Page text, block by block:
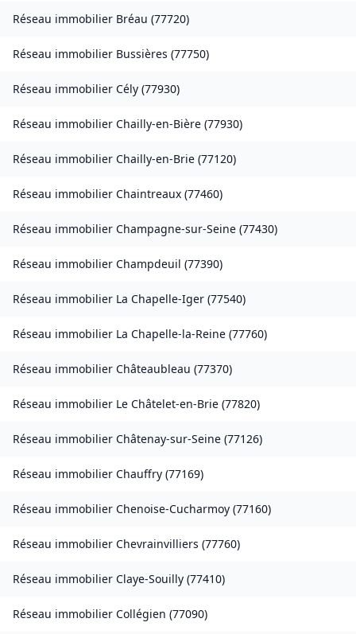
Réseau immobilier Bréau (77720)
Réseau immobilier Bussières (77750)
Réseau immobilier Cély (77930)
Réseau immobilier Chailly-en-Bière (77930)
Réseau immobilier Chailly-en-Brie (77120)
Réseau immobilier Chaintreaux (77460)
Réseau immobilier Champagne-sur-Seine (77430)
Réseau immobilier Champdeuil (77390)
Réseau immobilier La Chapelle-Iger (77540)
Réseau immobilier La Chapelle-la-Reine (77760)
Réseau immobilier Châteaubleau (77370)
Réseau immobilier Le Châtelet-en-Brie (77820)
Réseau immobilier Châtenay-sur-Seine (77126)
Réseau immobilier Chauffry (77169)
Réseau immobilier Chenoise-Cucharmoy (77160)
Réseau immobilier Chevrainvilliers (77760)
Réseau immobilier Claye-Souilly (77410)
Réseau immobilier Collégien (77090)